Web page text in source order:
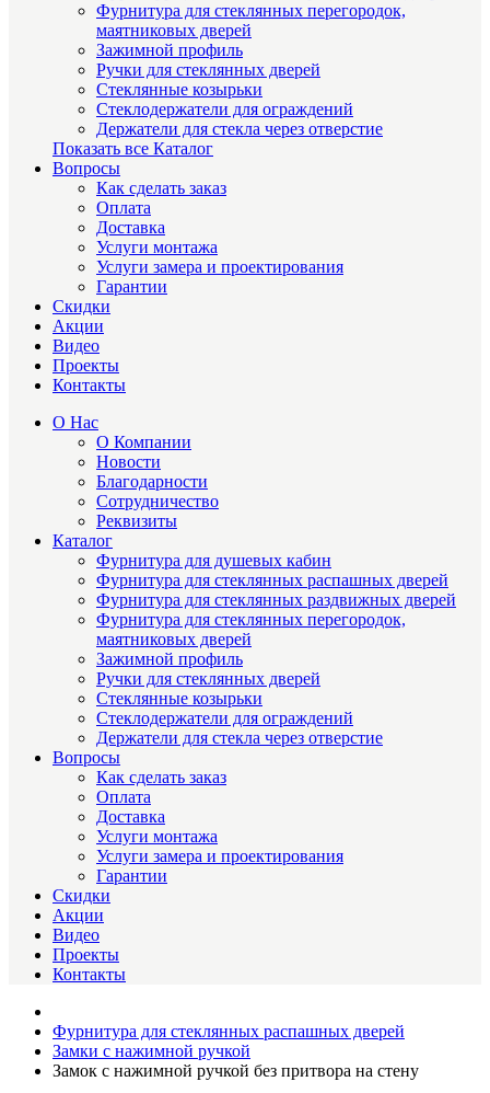
Фурнитура для стеклянных перегородок,
маятниковых дверей
Зажимной профиль
Ручки для стеклянных дверей
Стеклянные козырьки
Стеклодержатели для ограждений
Держатели для стекла через отверстие
Показать все Каталог
Вопросы
Как сделать заказ
Оплата
Доставка
Услуги монтажа
Услуги замера и проектирования
Гарантии
Скидки
Акции
Видео
Проекты
Контакты
О Нас
О Компании
Новости
Благодарности
Сотрудничество
Реквизиты
Каталог
Фурнитура для душевых кабин
Фурнитура для стеклянных распашных дверей
Фурнитура для стеклянных раздвижных дверей
Фурнитура для стеклянных перегородок,
маятниковых дверей
Зажимной профиль
Ручки для стеклянных дверей
Стеклянные козырьки
Стеклодержатели для ограждений
Держатели для стекла через отверстие
Вопросы
Как сделать заказ
Оплата
Доставка
Услуги монтажа
Услуги замера и проектирования
Гарантии
Скидки
Акции
Видео
Проекты
Контакты
Фурнитура для стеклянных распашных дверей
Замки с нажимной ручкой
Замок с нажимной ручкой без притвора на стену